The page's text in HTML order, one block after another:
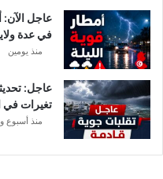
عاجل الآن:
في عدة
منذ يومين
عاجل:
تغيرات
منذ أسبوع